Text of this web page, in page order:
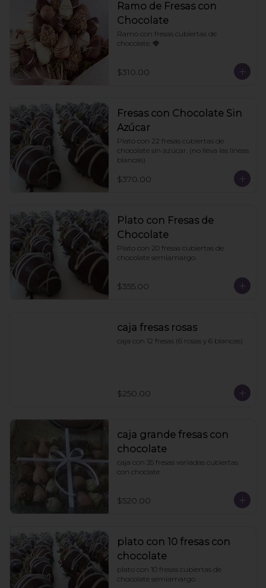
Ramo de Fresas con
Chocolate
Ramo con fresas cubiertas de
chocolate. 🍓
$310.00
Fresas con Chocolate Sin
Azúcar
Plato con 22 fresas cubiertas de
chocolate sin azúcar. (no lleva las líneas
blancas)
$370.00
Plato con Fresas de
Chocolate
Plato con 20 fresas cubiertas de
chocolate semiamargo.
$355.00
caja fresas rosas
caja con 12 fresas (6 rosas y 6 blancas)
$250.00
caja grande fresas con
chocolate
caja con 35 fresas variadas cubiertas
con choclate
$520.00
plato con 10 fresas con
chocolate
plato con 10 fresas cubiertas de
chocolate semiamargo